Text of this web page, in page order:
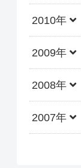
2010年
2009年
2008年
2007年